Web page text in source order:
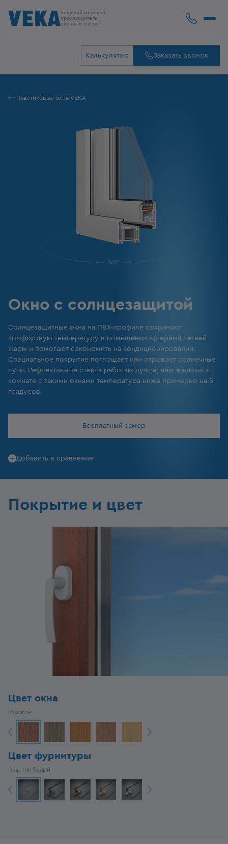
Ведущий мировой
производитель
оконных систем
Калькулятор Заказать звонок
Пластиковые окна VEKA
Окно с солнцезащитой
Солнцезащитные окна на ПВХ-профиле сохраняют
комфортную температуру в помещении во время летней
жары и помогают сэкономить на кондиционировании.
Специальное покрытие поглощает или отражает солнечные
лучи. Рефлективные стекла работаю лучше, чем жалюзи: в
комнате с такими окнами температура ниже примерно на 5
градусов.
Бесплатный замер
Добавить в сравнение
Покрытие и цвет
Цвет окна
Махагон
Цвет фурнитуры
Пластик белый